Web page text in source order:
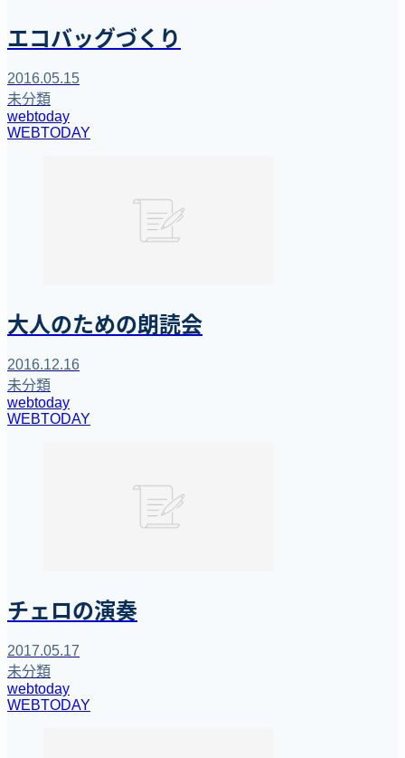
エコバッグづくり
2016.05.15
未分類
webtoday
WEBTODAY
大人のための朗読会
2016.12.16
未分類
webtoday
WEBTODAY
チェロの演奏
2017.05.17
未分類
webtoday
WEBTODAY